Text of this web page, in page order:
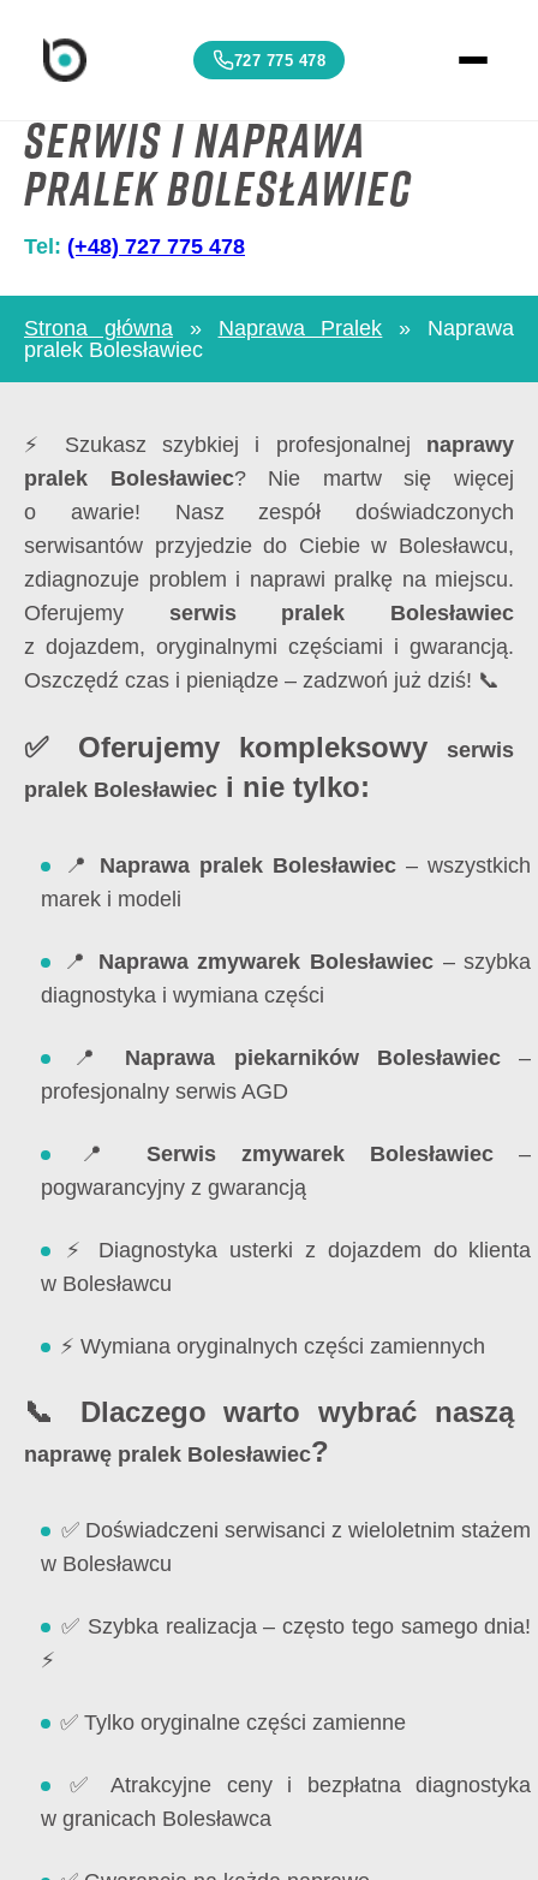
727 775 478
Serwis i Naprawa
Pralek Bolesławiec
Tel: (+48) 727 775 478
Strona główna» Naprawa Pralek » Naprawa
pralek Bolesławiec
⚡ Szukasz szybkiej i profesjonalnej naprawy
pralek Bolesławiec? Nie martw się więcej
o awarie! Nasz zespół doświadczonych
serwisantów przyjedzie do Ciebie w Bolesławcu,
zdiagnozuje problem i naprawi pralkę na miejscu.
Oferujemy serwis pralek Bolesławiec
z dojazdem, oryginalnymi częściami i gwarancją.
Oszczędź czas i pieniądze – zadzwoń już dziś! 📞
✅ Oferujemy kompleksowy
serwis
pralek Bolesławiec i nie tylko:
📍 Naprawa pralek Bolesławiec – wszystkich
marek i modeli
📍 Naprawa zmywarek Bolesławiec– szybka
diagnostyka i wymiana części
📍 Naprawa piekarników Bolesławiec –
profesjonalny serwis AGD
📍 Serwis zmywarek Bolesławiec –
pogwarancyjny z gwarancją
⚡ Diagnostyka usterki z dojazdem do klienta
w Bolesławcu
⚡ Wymiana oryginalnych części zamiennych
📞 Dlaczego warto wybrać naszą
naprawę pralek Bolesławiec?
✅ Doświadczeni serwisanci z wieloletnim stażem
w Bolesławcu
✅ Szybka realizacja – często tego samego dnia!
⚡
✅ Tylko oryginalne części zamienne
✅ Atrakcyjne ceny i bezpłatna diagnostyka
w granicach Bolesławca